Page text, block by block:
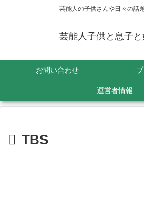
芸能人の子供さんや日々の話
芸能人子供と息子
お問い合わせ
運営者情報
TBS